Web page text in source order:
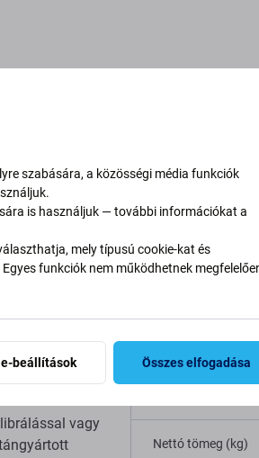
Pro
használatra
Max eredeti
vagy
Specifikáció
Nettó tömeg (kg)
szabására, a közösségi média funkciók
is használjuk — további információkat a
mely típusú cookie-kat és
funkciók nem működhetnek
beállítások Összes elfogadása